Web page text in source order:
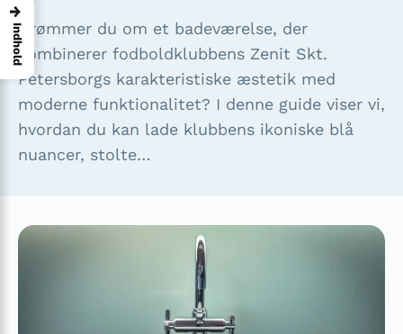
Drømmer du om et badeværelse, der
kombinerer fodboldklubbens Zenit Skt.
Petersborgs karakteristiske æstetik med
moderne funktionalitet? I denne guide viser vi,
hvordan du kan lade klubbens ikoniske blå
nuancer, stolte…
→
Indhold